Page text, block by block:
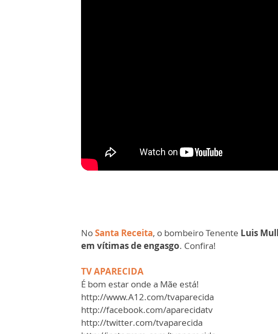
NoSanta Receita, o bombeiro Tenente Luis
em vítimas de engasgo. Confira!
TV APARECIDA
É bom estar onde a Mãe está!
http://www.A12.com/tvaparecida
http://facebook.com/aparecidatv
http://twitter.com/tvaparecida